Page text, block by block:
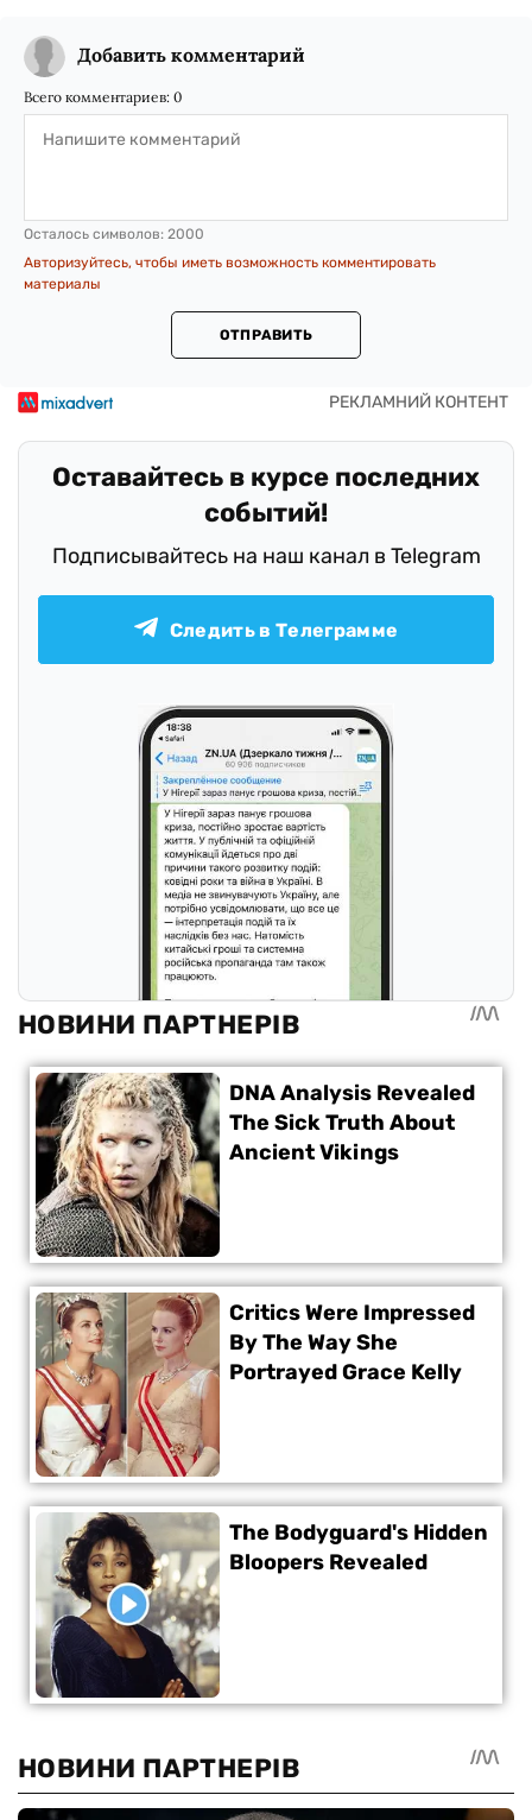
Добавить комментарий
Всего комментариев: 0
Осталось символов: 2000
Авторизуйтесь, чтобы иметь возможность комментировать
материалы
ОТПРАВИТЬ
Оставайтесь в курсе последних
событий!
Подписывайтесь на наш канал в Telegram
Следить в Телеграмме